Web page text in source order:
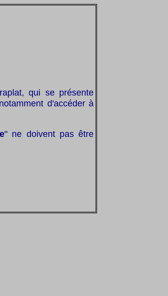
qui se présente
d'accéder à
" ne doivent pas être